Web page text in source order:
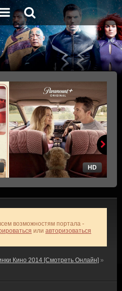
HD
возможностям портала -
или авторизоваться
Кино 2014 [Смотреть Онлайн] »